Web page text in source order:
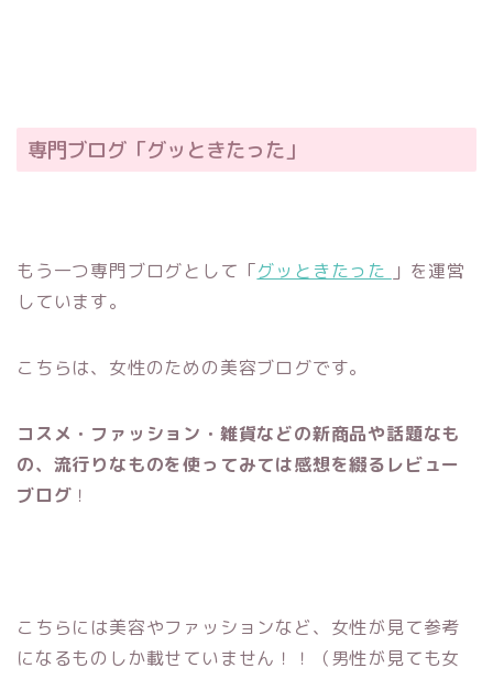
専門ブログ「グッときたった」
もう一つ専門ブログとして「グッときたった 」を運営
しています。
こちらは、女性のための美容ブログです。
コスメ・ファッション・雑貨などの新商品や話題なも
の、流行りなものを使ってみては感想を綴るレビュー
ブログ ！
こちらには美容やファッションなど、女性が見て参考
になるものしか載せていません！！（男性が見ても女